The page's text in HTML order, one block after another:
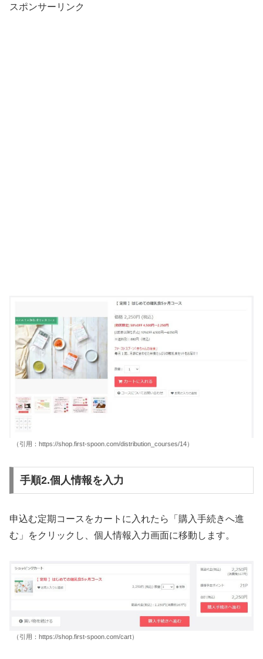
スポンサーリンク
（引用：https://shop.first-spoon.com/distribution_courses/14）
手順2.個人情報を入力
申込む定期コースをカートに入れたら「購入手続きへ進
む」をクリックし、個人情報入力画面に移動します。
（引用：https://shop.first-spoon.com/cart）